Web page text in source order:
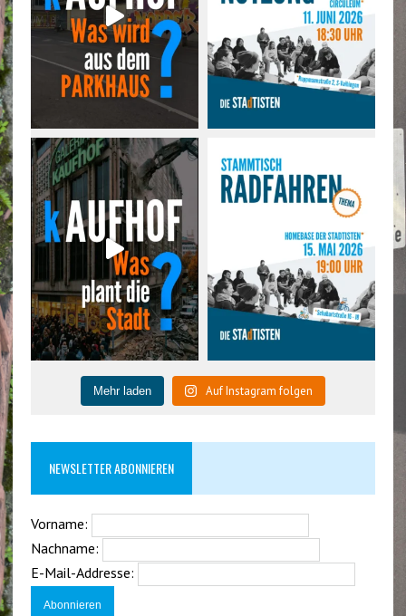
Mehr laden Auf Instagram folgen
NEWSLETTER ABONNIEREN
Vorname:
Nachname:
E-Mail-Addresse: